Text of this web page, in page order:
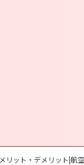
リット・デメリット|航